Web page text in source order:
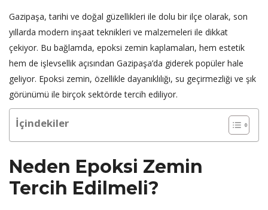
Gazipaşa, tarihi ve doğal güzellikleri ile dolu bir ilçe olarak, son
yıllarda modern inşaat teknikleri ve malzemeleri ile dikkat
çekiyor. Bu bağlamda, epoksi zemin kaplamaları, hem estetik
hem de işlevsellik açısından Gazipaşa’da giderek popüler hale
geliyor. Epoksi zemin, özellikle dayanıklılığı, su geçirmezliği ve şık
görünümü ile birçok sektörde tercih ediliyor.
İçindekiler
Neden Epoksi Zemin
Tercih Edilmeli?